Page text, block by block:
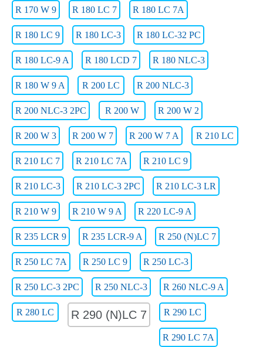
R 170 W 9 R 180 LC 7 R 180 LC 7A
R 180 LC 9 R 180 LC-3 R 180 LC-32 PC
R 180 LC-9 A R 180 LCD 7 R 180 NLC-3
R 180 W 9 A R 200 LC R 200 NLC-3
R 200 NLC-3 2PC R 200 W R 200 W 2
R 200 W 3 R 200 W 7 R 200 W 7 A R 210 LC
R 210 LC 7 R 210 LC 7A R 210 LC 9
R 210 LC-3 R 210 LC-3 2PC R 210 LC-3 LR
R 210 W 9 R 210 W 9 A R 220 LC-9 A
R 235 LCR 9 R 235 LCR-9 A R 250 (N)LC 7
R 250 LC 7A R 250 LC 9 R 250 LC-3
R 250 LC-3 2PC R 250 NLC-3 R 260 NLC-9 A
R 280 LC R 290 (N)LC 7 R 290 LC
R 290 LC 7A